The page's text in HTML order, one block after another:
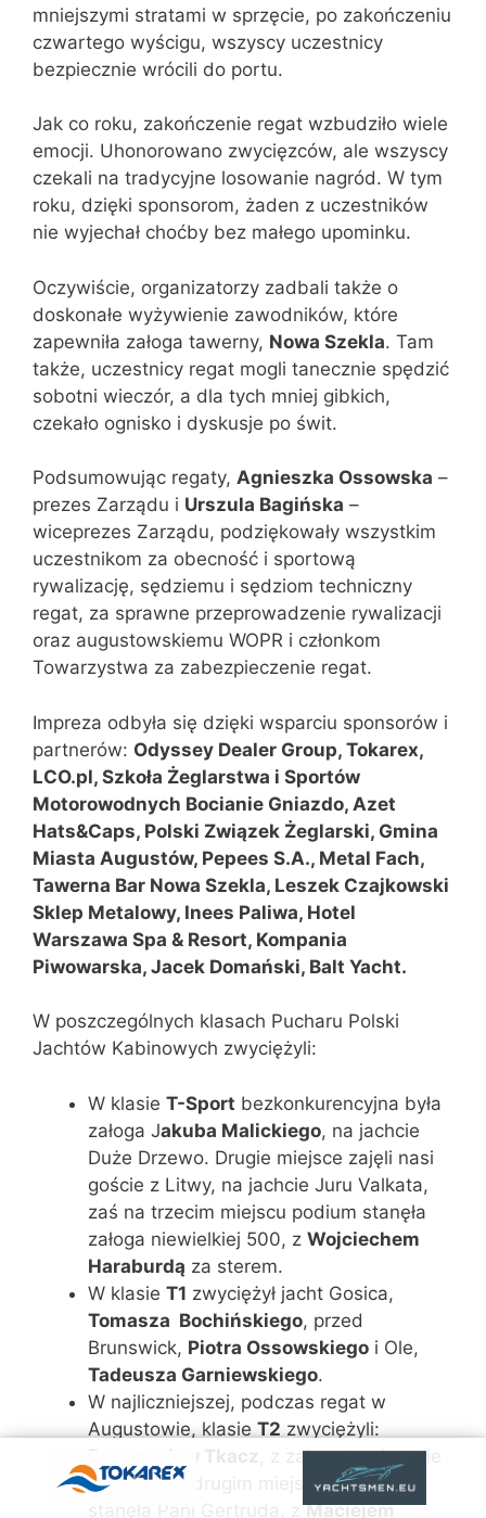
mniejszymi stratami w sprzęcie, po zakończeniu
czwartego wyścigu, wszyscy uczestnicy
bezpiecznie wrócili do portu.
Jak co roku, zakończenie regat wzbudziło wiele
emocji. Uhonorowano zwycięzców, ale wszyscy
czekali na tradycyjne losowanie nagród. W tym
roku, dzięki sponsorom, żaden z uczestników
nie wyjechał choćby bez małego upominku.
Oczywiście, organizatorzy zadbali także o
doskonałe wyżywienie zawodników, które
zapewniła załoga tawerny, Nowa Szekla. Tam
także, uczestnicy regat mogli tanecznie spędzić
sobotni wieczór, a dla tych mniej gibkich,
czekało ognisko i dyskusje po świt.
Podsumowując regaty, Agnieszka Ossowska –
prezes Zarządu i Urszula Bagińska –
wiceprezes Zarządu, podziękowały wszystkim
uczestnikom za obecność i sportową
rywalizację, sędziemu i sędziom techniczny
regat, za sprawne przeprowadzenie rywalizacji
oraz augustowskiemu WOPR i członkom
Towarzystwa za zabezpieczenie regat.
Impreza odbyła się dzięki wsparciu sponsorów i
partnerów: Odyssey Dealer Group, Tokarex,
LCO.pl, Szkoła Żeglarstwa i Sportów
Motorowodnych Bocianie Gniazdo, Azet
Hats&Caps, Polski Związek Żeglarski, Gmina
Miasta Augustów, Pepees S.A., Metal Fach,
Tawerna Bar Nowa Szekla, Leszek Czajkowski
Sklep Metalowy, Inees Paliwa, Hotel
Warszawa Spa & Resort, Kompania
Piwowarska, Jacek Domański, Balt Yacht.
W poszczególnych klasach Pucharu Polski
Jachtów Kabinowych zwyciężyli:
W klasie T-Sport bezkonkurencyjna była
załoga Jakuba Malickiego, na jachcie
Duże Drzewo. Drugie miejsce zajęli nasi
goście z Litwy, na jachcie Juru Valkata,
zaś na trzecim miejscu podium stanęła
załoga niewielkiej 500, z Wojciechem
Haraburdą za sterem.
W klasie T1 zwyciężył jacht Gosica,
Tomasza Bochińskiego, przed
Brunswick, Piotra Ossowskiego i Ole,
Tadeusza Garniewskiego.
W najliczniejszej, podczas regat w
Augustowie, klasie T2 zwyciężyli:
, z załogą, na jachcie
Retrakt. Na drugim miejscu podium
stanęła Pani Gertruda, zMaciejem